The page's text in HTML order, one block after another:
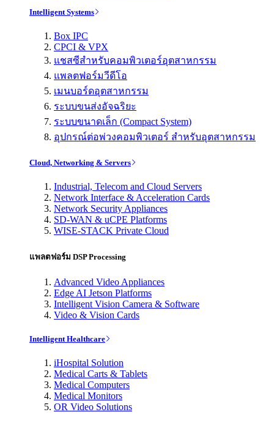
Intelligent Systems
Box IPC
CPCI & VPX
แชสซีสำหรับคอมพิวเตอร์อุตสาหกรรม
แพลตฟอร์มวีดีโอ
เมนบอร์ดอุตสาหกรรม
ระบบขนส่งอัจฉริยะ
ระบบขนาดเล็ก (Compact System)
อุปกรณ์ต่อพ่วงคอมพิวเตอร์ สำหรับอุตสาหกรรม
Cloud, Networking & Servers
Industrial, Telecom and Cloud Servers
Network Interface & Acceleration Cards
Network Security Appliances
SD-WAN & uCPE Platforms
WISE-STACK Private Cloud
แพลตฟอร์ม DSP Processing
Advanced Video Appliances
Edge AI Jetson Platforms
Intelligent Vision Camera & Software
Video & Vision Cards
Intelligent Healthcare
iHospital Solution
Medical Carts & Tablets
Medical Computers
Medical Monitors
OR Video Solutions